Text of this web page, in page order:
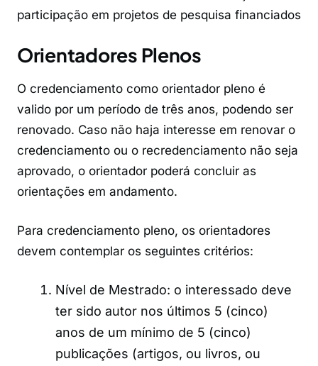
participação em projetos de pesquisa financiados
Orientadores Plenos
O credenciamento como orientador pleno é
valido por um período de três anos, podendo ser
renovado. Caso não haja interesse em renovar o
credenciamento ou o recredenciamento não seja
aprovado, o orientador poderá concluir as
orientações em andamento.
Para credenciamento pleno, os orientadores
devem contemplar os seguintes critérios:
Nível de Mestrado: o interessado deve
ter sido autor nos últimos 5 (cinco)
anos de um mínimo de 5 (cinco)
publicações (artigos, ou livros, ou